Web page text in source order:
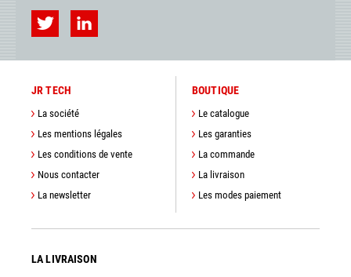
JR TECH
La société
Les mentions légales
Les conditions de vente
Nous contacter
La newsletter
BOUTIQUE
Le catalogue
Les garanties
La commande
La livraison
Les modes paiement
LA LIVRAISON